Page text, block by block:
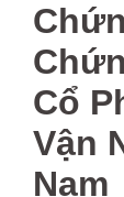
Cổ
Vận
Nam